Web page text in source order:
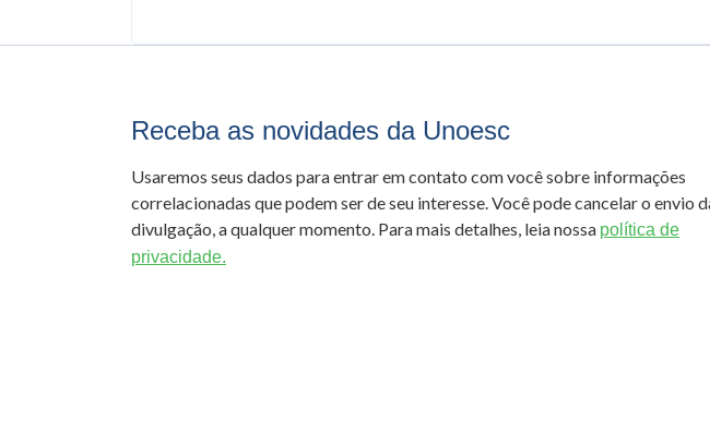
Receba as novidades da Unoesc
Usaremos seus dados para entrar em contato com você sobre informações
correlacionadas que podem ser de seu interesse. Você pode cancelar o envio
divulgação, a qualquer momento. Para mais detalhes, leia nossa política de
privacidade.